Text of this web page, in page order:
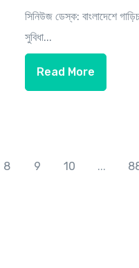
সিনিউজ ডেস্ক: বাংলাদেশে
সুবিধা...
Read More
8 9 10 ...